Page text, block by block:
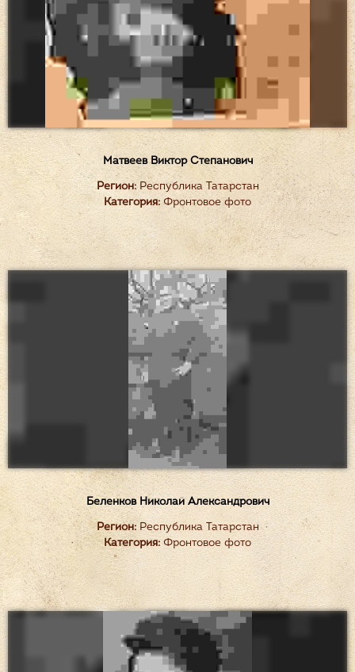
Матвеев Виктор Степанович
Регион:Республика Татарстан
Категория: Фронтовое фото
Беленков Николай Александрович
Регион:Республика Татарстан
Категория:Фронтовое фото